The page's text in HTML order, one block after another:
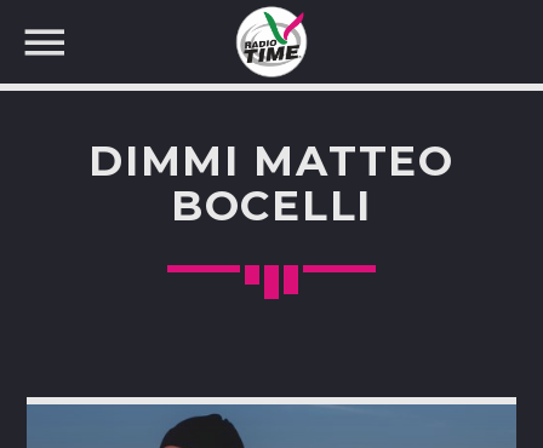
CERCA NEL SITO WEB:
DIMMI MATTEO
BOCELLI